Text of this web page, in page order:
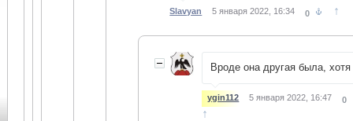
Slavyan 5 января 2022, 16:34 0 ↑
Вроде она другая была,
ygin112 5 января 2022, 16:47 0
↑